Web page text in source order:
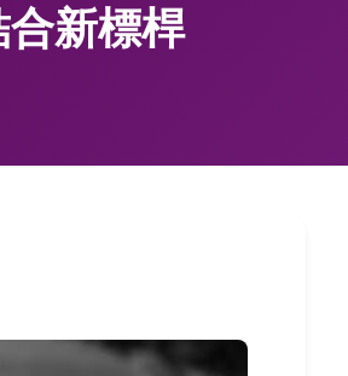
新標桿